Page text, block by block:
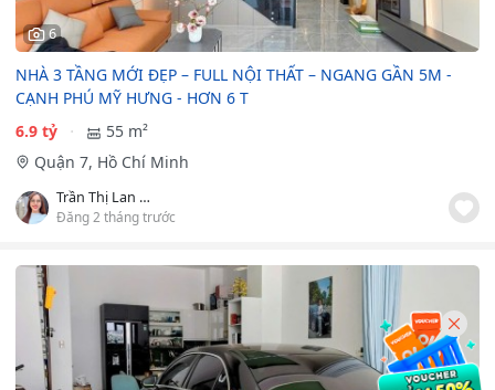
6
NHÀ 3 TẦNG MỚI ĐẸP – FULL NỘI THẤT – NGANG GẦN 5M -
CẠNH PHÚ MỸ HƯNG - HƠN 6 T
6.9 tỷ
55 m²
Quận 7, Hồ Chí Minh
Trần Thị Lan Phương
Đăng 2 tháng trước